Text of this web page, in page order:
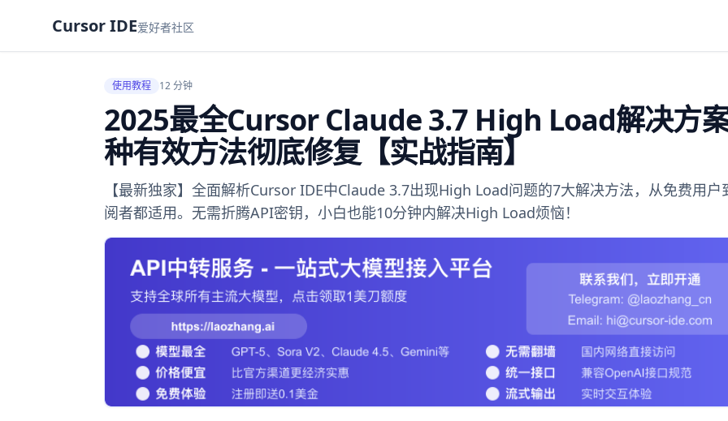
Cursor IDE爱好者社区
使用教程 12 分钟
2025最全Cursor Claude 3.7 High Load解决方
种有效方法彻底修复【实战指南】
【最新独家】全面解析Cursor IDE中Claude 3.7出现High Load问题的7大解决方法，从免费用户
阅者都适用。无需折腾API密钥，小白也能10分钟内解决High Load烦恼！